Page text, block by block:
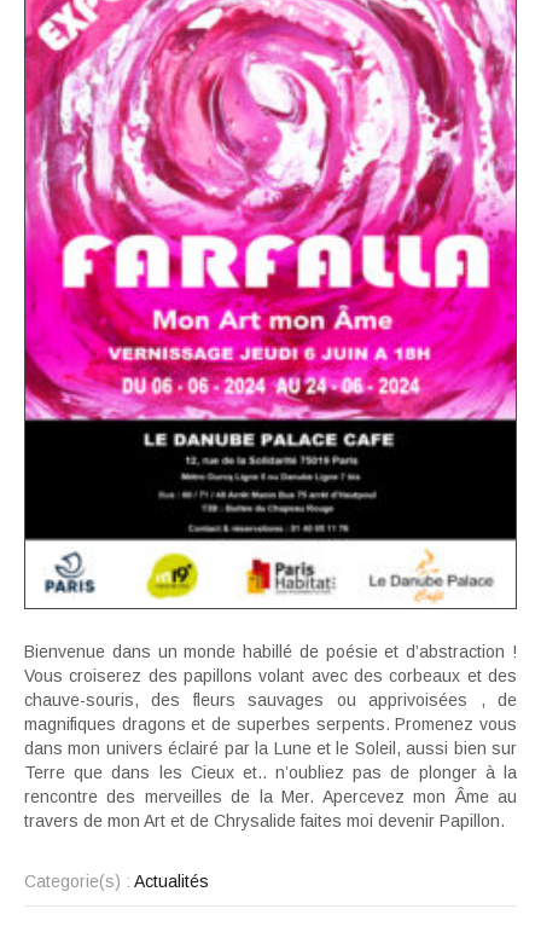
Bienvenue dans un monde habillé de poésie et d’abstraction !
Vous croiserez des papillons volant avec des corbeaux et des
chauve-souris, des fleurs sauvages ou apprivoisées , de
magnifiques dragons et de superbes serpents. Promenez vous
dans mon univers éclairé par la Lune et le Soleil, aussi bien sur
Terre que dans les Cieux et.. n’oubliez pas de plonger à la
rencontre des merveilles de la Mer. Apercevez mon Âme au
travers de mon Art et de Chrysalide faites moi devenir Papillon.
Categorie(s) : Actualités